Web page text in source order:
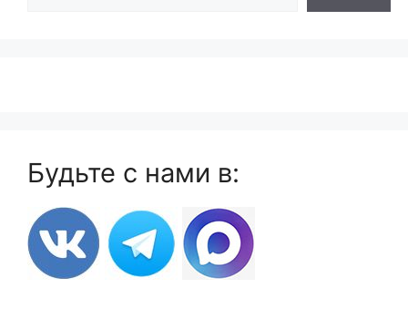
Будьте с нами в: